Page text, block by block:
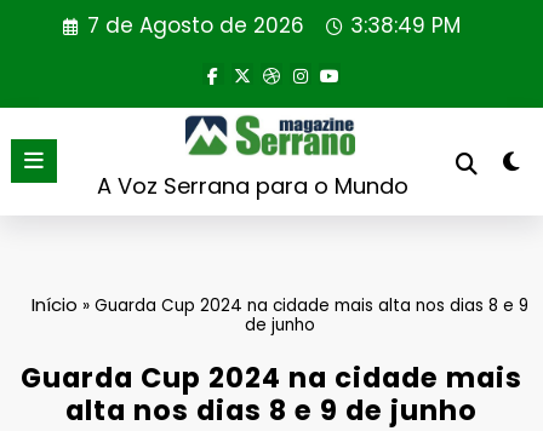
7 de Agosto de 2026 3:38:49 PM
A Voz Serrana para o Mundo
Início » Guarda Cup 2024 na cidade mais alta nos dias 8 e 9
de junho
Guarda Cup 2024 na cidade mais
alta nos dias 8 e 9 de junho